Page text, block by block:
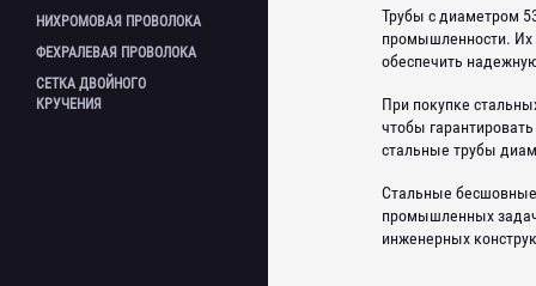
НИХРОМОВАЯ ПРОВОЛОКА
ФЕХРАЛЕВАЯ ПРОВОЛОКА
СЕТКА ДВОЙНОГО
КРУЧЕНИЯ
Трубы с диаметром
промышленности. Их
обеспечить
При покупке
чтобы
стальные трубы
Стальные
промышленных
инженерных